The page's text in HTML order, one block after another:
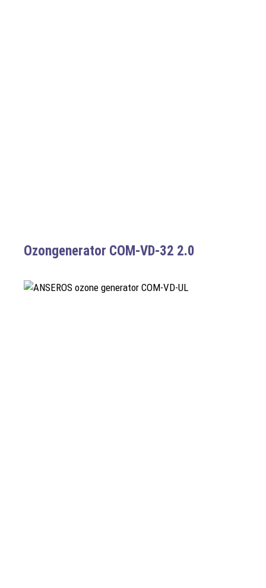
Ozongenerator COM-VD-32 2.0